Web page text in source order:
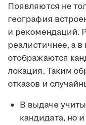
Появляются не
география
и рекомендаций.
реалистичнее, а
отображаются
локация. Таким
отказов и
В выдаче
кандидата, но